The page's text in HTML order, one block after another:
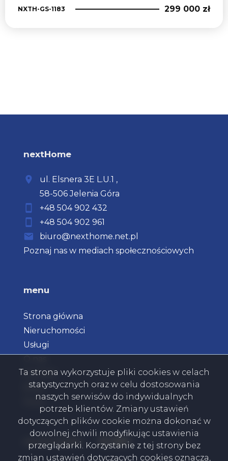
NXTH-GS-1183 299 000 zł
nextHome
ul. Elsnera 3E L.U.1 ,
58-506 Jelenia Góra
+48 504 902 432
+48 504 902 961
biuro@nexthome.net.pl
Poznaj nas w mediach społecznościowych
menu
Strona główna
Nieruchomości
Usługi
Kontakt
Blog
Rodo
social media Facebook
Facebook
Facebook
Facebook
Ta strona wykorzystuje pliki cookies w celach
statystycznych oraz w celu dostosowania
naszych serwisów do indywidualnych
potrzeb klientów. Zmiany ustawień
dotyczących plików cookie można dokonać w
dowolnej chwili modyfikując ustawienia
przeglądarki. Korzystanie z tej strony bez
zmian ustawień dotyczących cookies oznacza,